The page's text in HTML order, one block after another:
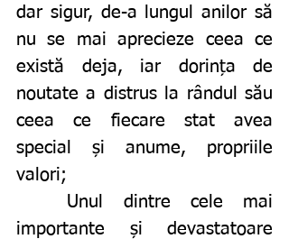
dar sigur, de-a lungul anilor să
nu se mai aprecieze ceea ce
există deja, iar dorința de
noutate a distrus la rândul său
ceea ce fiecare stat avea
special și anume, propriile
valori;
importante și devastatoare